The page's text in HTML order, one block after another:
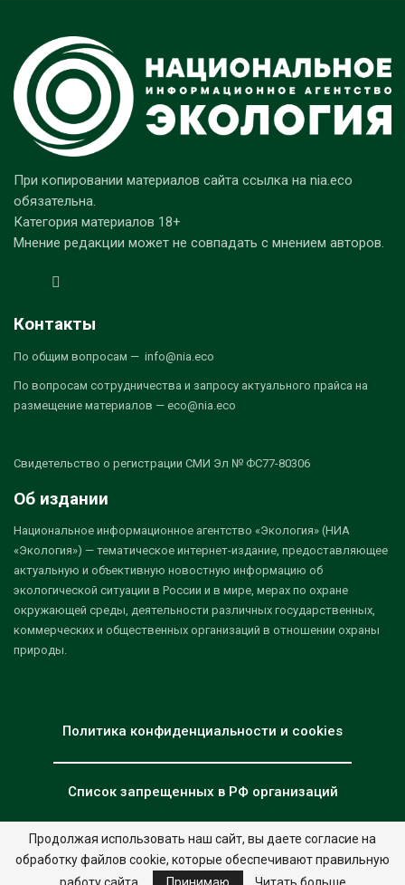
При копировании материалов сайта ссылка на nia.eco
обязательна.
Категория материалов 18+
Мнение редакции может не совпадать с мнением авторов.
Контакты
По общим вопросам — info@nia.eco
По вопросам сотрудничества и запросу актуального прайса на
размещение материалов — eco@nia.eco
Свидетельство о регистрации СМИ Эл № ФС77-80306
Об издании
Национальное информационное агентство «Экология» (НИА
«Экология») — тематическое интернет-издание, предоставляющее
актуальную и объективную новостную информацию об
экологической ситуации в России и в мире, мерах по охране
окружающей среды, деятельности различных государственных,
коммерческих и общественных организаций в отношении охраны
природы.
Политика конфиденциальности и cookies
Список запрещенных в РФ организаций
© 2026 - НИА "Экология". Все права защищены. Дизайн:nia.eco
Продолжая использовать наш сайт, вы даете согласие на
обработку файлов cookie, которые обеспечивают правильную